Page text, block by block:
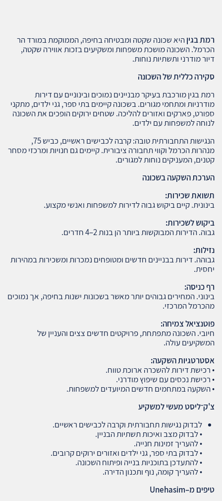
רמת בגיןהיא שכונה שקטה ומבטיחה בחיפה, הממוקמת במורד הר
הכרמל. השכונה מושכת משפחות ומשקיעים בזכות אווירה שקטה,
דיור מודרני ותשתיות נוחות.
סקירה כללית של השכונה
רמת בגין מורכבת בעיקר מבניינים נמוכים ובינוניים עם דירות
מודרניות ומתחמי מגורים. בשכונה קיימים בתי ספר, גני ילדים, מתקני
ספורט, פארקים ואזורים להליכה. שטחים ירוקים הופכים את השכונה
לנוחה למשפחות עם ילדים.
הנגישות התחבורתית טובה: קרבה לכבישים ראשיים, כביש 75,
מנהרות הכרמל וקווי תחבורה ציבורית. קיימים גם חנויות ומרכזי מסחר
קטנים, המעניקים נוחות למגורים.
הערכת השקעה בשכונה
תשואת שכירות:
בינונית. קיים ביקוש גבוה לדירות למשפחות ואנשי מקצוע.
ביקוש לשכירות:
גבוה. הדירות המבוקשות ביותר הן בנות 2–4 חדרים.
נזילות:
גבוהה. דירות בבניינים חדשים ומטופחים נמכרות ומשכירות במהירות
יחסית.
רף כניסה:
בינוני. המחירים גבוהים יותר מאשר בשכונות ישנות בחיפה, אך נמוכים
מהכרמל המרכזי.
פוטנציאל צמיחה:
חיובי. השכונה מתפתחת, פרויקטים חדשים צצים והעניין של
המשקיעים עולה.
אסטרטגיות השקעה:
• רכישת דירות להשכרה ארוכת טווח.
• רכישת נכסים עם שיפוץ מודרני.
• השקעה במתחמים חדשים המיועדים למשפחות.
צ'ק־ליסט מעשי למשקיע
לבדוק נגישות תחבורתית וקרבה לכבישים ראשיים.
• לבדוק מצב ואיכות תשתיות הבניין.
• להעריך זמינות חנייה.
• לבדוק בתי ספר, גני ילדים ואזורים ירוקים קרובים.
• להתעדכן בתוכניות בנייה ופיתוח השכונה.
• להעריך קומה, נוף ותכנון הדירה.
טיפים מ–Unehasim